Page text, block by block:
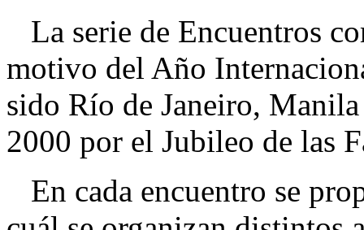
La serie de Encuentros
motivo del Año
sido Río de Janeiro,
2000 por el Jubileo de las
En cada encuentro se